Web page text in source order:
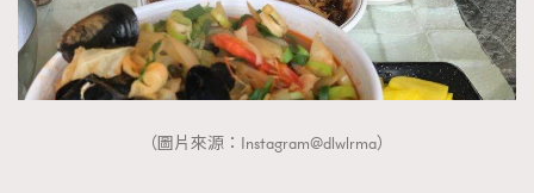
（圖片來源：Instagram@dlwlrma）